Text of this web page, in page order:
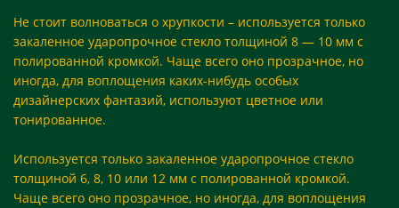
Не стоит волноваться о хрупкости – используется только
закаленное ударопрочное стекло толщиной 8 — 10 мм с
полированной кромкой. Чаще всего оно прозрачное, но
иногда, для воплощения каких-нибудь особых
дизайнерских фантазий, используют цветное или
тонированное.
Используется только закаленное ударопрочное стекло
толщиной 6, 8, 10 или 12 мм с полированной кромкой.
Чаще всего оно прозрачное, но иногда, для воплощения